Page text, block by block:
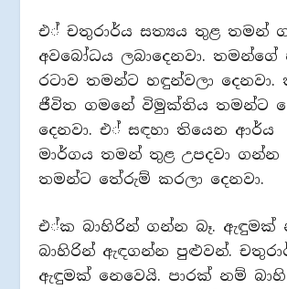
එ් චතුරාර්ය සත්‍යය තුළ තමන්
අවබෝධය ලබාදෙනවා. තමන්ගේ
රටාව තමන්ට හඳුන්වලා
ජීවිත ගමනේ විමුක්තිය තමන්ට
දෙනවා. එ් සඳහා තියෙන ආර්ය
මාර්ගය තමන් තුළ උපදවා
තමන්ට තේරුම් කරලා දෙනවා.
එ්ක බාහිරින් ගන්න බෑ. ඇඳුමක්
බාහිරින් ඇඳගන්න පුළුවන්.
ඇඳුමක් නෙවෙයි. පාරක් නම්